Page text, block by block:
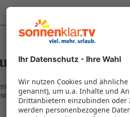
Flug und Hotel in einem Paket
erleben!